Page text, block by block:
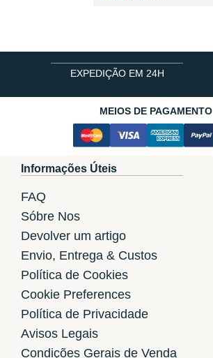
EXPEDIÇÃO EM 24H
MEIOS DE PAGAMENTO
Informações Úteis
FAQ
Sóbre Nos
Devolver um artigo
Envio, Entrega & Custos
Política de Cookies
Cookie Preferences
Política de Privacidade
Avisos Legais
Condições Gerais de Venda